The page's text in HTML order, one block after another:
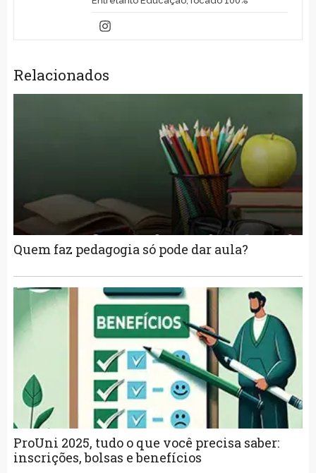
Relacionados
Quem faz pedagogia só pode dar aula?
ProUni 2025, tudo o que você precisa saber:
inscrições, bolsas e benefícios